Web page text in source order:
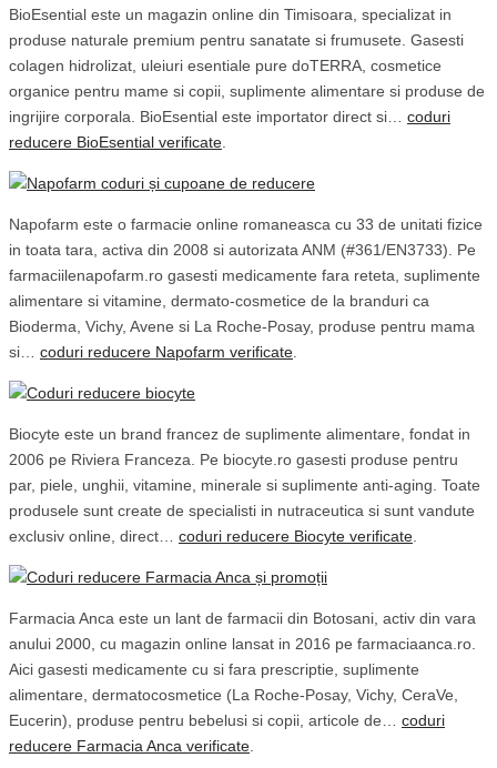
BioEsential este un magazin online din Timisoara, specializat in
produse naturale premium pentru sanatate si frumusete. Gasesti
colagen hidrolizat, uleiuri esentiale pure doTERRA, cosmetice
organice pentru mame si copii, suplimente alimentare si produse de
ingrijire corporala. BioEsential este importator direct si… coduri
reducere BioEsential verificate
Napofarm este o farmacie online romaneasca cu 33 de unitati fizice
in toata tara, activa din 2008 si autorizata ANM (#361/EN3733). Pe
farmaciilenapofarm.ro gasesti medicamente fara reteta, suplimente
alimentare si vitamine, dermato-cosmetice de la branduri ca
Bioderma, Vichy, Avene si La Roche-Posay, produse pentru mama
si… coduri reducere Napofarm verificate
Biocyte este un brand francez de suplimente alimentare, fondat in
2006 pe Riviera Franceza. Pe biocyte.ro gasesti produse pentru
par, piele, unghii, vitamine, minerale si suplimente anti-aging. Toate
produsele sunt create de specialisti in nutraceutica si sunt vandute
exclusiv online, direct… coduri reducere Biocyte verificate
Farmacia Anca este un lant de farmacii din Botosani, activ din vara
anului 2000, cu magazin online lansat in 2016 pe farmaciaanca.ro.
Aici gasesti medicamente cu si fara prescriptie, suplimente
alimentare, dermatocosmetice (La Roche-Posay, Vichy, CeraVe,
Eucerin), produse pentru bebelusi si copii, articole de… coduri
reducere Farmacia Anca verificate